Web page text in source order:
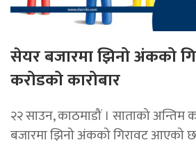
सेयर बजारमा झिनो अंकको
करोडको कारोबार
२२ साउन, काठमाडौं । साताको अन्तिम
बजारमा झिनो अंकको गिरावट आएको छ